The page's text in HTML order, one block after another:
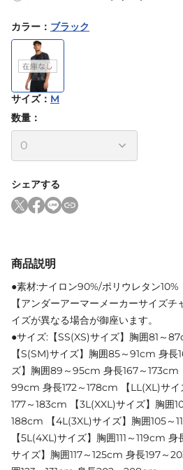
カラー ： ブラック
サイズ： M
数量：
シェアする
商品説明
●素材:ナイロン90%/ポリウレタン10%
【アンダーアーマーメーカーサイズ
イズが異なる場合が御座います。
●サイズ:【SS(XS)サイズ】胸囲81～
【S(SM)サイズ】胸囲85～91cm 身
ズ】胸囲89～95cm 身長167～173cm
99cm 身長172～178cm 【LL(XL)サ
177～183cm 【3L(XXL)サイズ】胸囲
188cm 【4L(3XL)サイズ】胸囲105～
【5L(4XL)サイズ】胸囲111～119cm
サイズ】胸囲117～125cm 身長197～